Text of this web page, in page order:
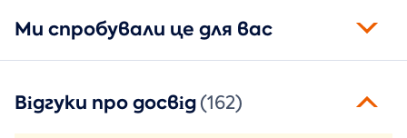
Ми спробували це для вас
Відгуки про досвід(162)